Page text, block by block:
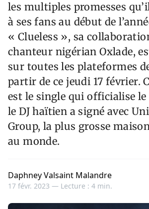
les multiples promesses
à ses fans au début de
« Clueless », sa
chanteur nigérian Oxlade,
sur toutes les plateformes
partir de ce jeudi 17 février.
est le single qui officialise
le DJ haïtien a signé avec
Group, la plus grosse
au monde.
Daphney Valsaint Malandre
17 févr. 2023 — Lecture : 4 min.